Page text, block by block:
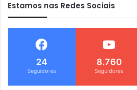
Estamos nas Redes Sociais
24
Seguidores
8.760
Seguidores